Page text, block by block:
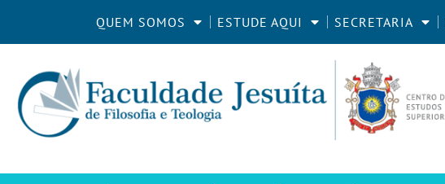
QUEM SOMOS ESTUDE AQUI SECRETARIA